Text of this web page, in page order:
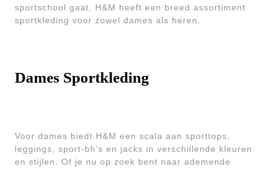
sportschool gaat, H&M heeft een breed assortiment
sportkleding voor zowel dames als heren.
Dames Sportkleding
Voor dames biedt H&M een scala aan sporttops,
leggings, sport-bh’s en jacks in verschillende kleuren
en stijlen. Of je nu op zoek bent naar ademende